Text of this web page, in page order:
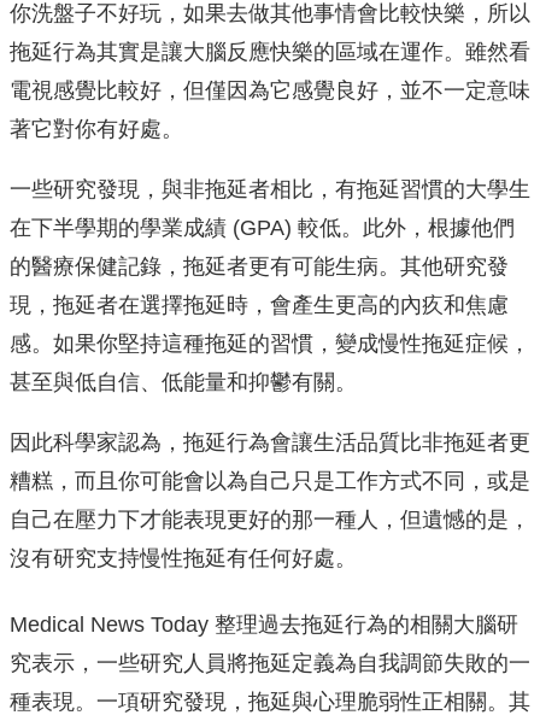
你洗盤子不好玩，如果去做其他事情會比較快樂，所以
拖延行為其實是讓大腦反應快樂的區域在運作。雖然看
電視感覺比較好，但僅因為它感覺良好，並不一定意味
著它對你有好處。
一些研究發現，與非拖延者相比，有拖延習慣的大學生
在下半學期的學業成績 (GPA) 較低。此外，根據他們
的醫療保健記錄，拖延者更有可能生病。其他研究發
現，拖延者在選擇拖延時，會產生更高的內疚和焦慮
感。如果你堅持這種拖延的習慣，變成慢性拖延症候，
甚至與低自信、低能量和抑鬱有關。
因此科學家認為，拖延行為會讓生活品質比非拖延者更
糟糕，而且你可能會以為自己只是工作方式不同，或是
自己在壓力下才能表現更好的那一種人，但遺憾的是，
沒有研究支持慢性拖延有任何好處。
Medical News Today 整理過去拖延行為的相關大腦研
究表示，一些研究人員將拖延定義為自我調節失敗的一
種表現。一項研究發現，拖延與心理脆弱性正相關。其